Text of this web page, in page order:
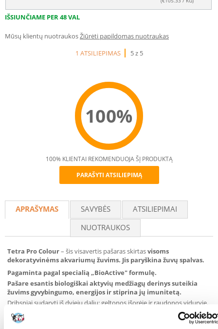
IŠSIUNČIAME PER 48 VAL
Mūsų klientų nuotraukosŽiūrėti papildomas nuotraukas
1 ATSILIEPIMAS
5 z 5
100%
Recommend
100% KLIENTAI REKOMENDUOJA ŠĮ PRODUKTĄ
PARAŠYTI ATSILIEPIMĄ
APRAŠYMAS SAVYBĖS
ATSILIEPIMAI
NUOTRAUKOS
Tetra Pro Colour– šis visavertis pašaras skirtasvisoms
dekoratyvinėms akvariumų žuvims. Jis paryškina žuvų spalvas.
Pagaminta pagal specialią „BioActive" formulę.
Pašare esantis biologiškai aktyvių medžiagų derinys suteikia
žuvims gyvybingumo, energijos ir stiprina jų imunitetą.
Dribsniai sudaryti iš dviejų dalių: geltonos išorėje ir raudonos viduryje.
Raudonoje dalyje gausu koncentruotos medžiagos –
karotinoido,
kuri paryškina žuvų spalvą, padeda išsaugoti atspalvius. Spalvą taip